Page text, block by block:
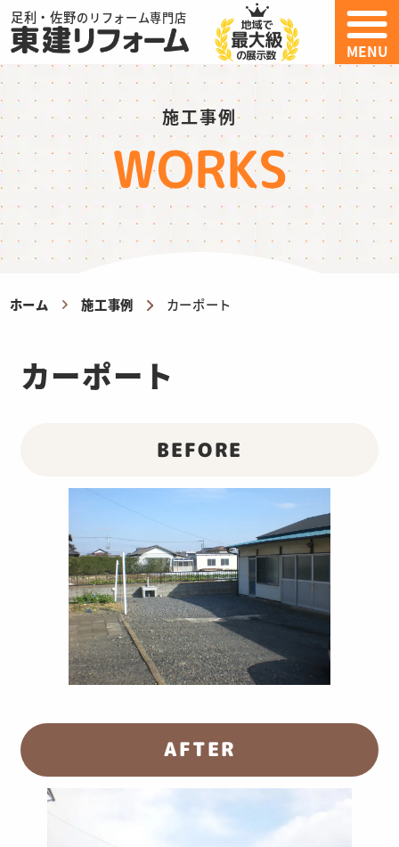
足利・佐野のリフォーム専門店
MENU
施工事例
WORKS
ホーム 施工事例 カーポート
カーポート
BEFORE
AFTER